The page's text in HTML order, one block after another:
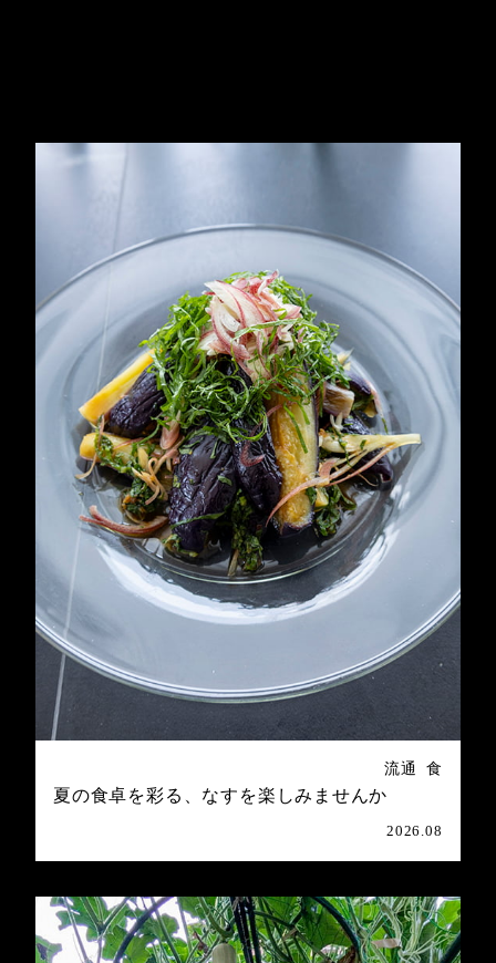
ン
流通 食
夏の食卓を彩る、なすを楽しみませんか
2026.08